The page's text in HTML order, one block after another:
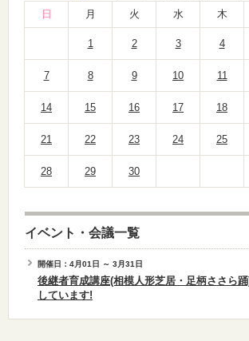
日
月 火 水 木
1 2 3 4
7 8 9 10 11
14 15 16 17 18
21 22 23 24 25
28 29 30
イベント・会議一覧
開催日：4月01日 ～ 3月31日
後継者育成講座(相模人形芝居・足柄ささら
しています!